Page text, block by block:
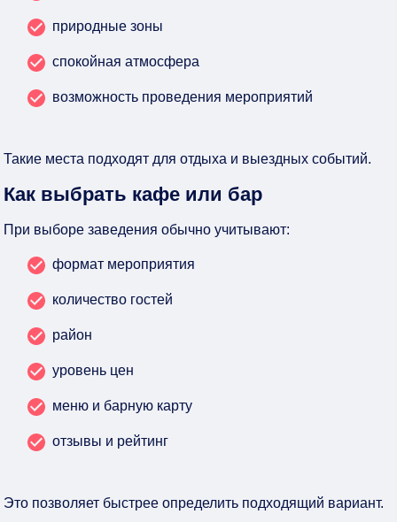
природные зоны
спокойная атмосфера
возможность проведения мероприятий
Такие места подходят для отдыха и выездных событий.
Как выбрать кафе или бар
При выборе заведения обычно учитывают:
формат мероприятия
количество гостей
район
уровень цен
меню и барную карту
отзывы и рейтинг
Это позволяет быстрее определить подходящий вариант.